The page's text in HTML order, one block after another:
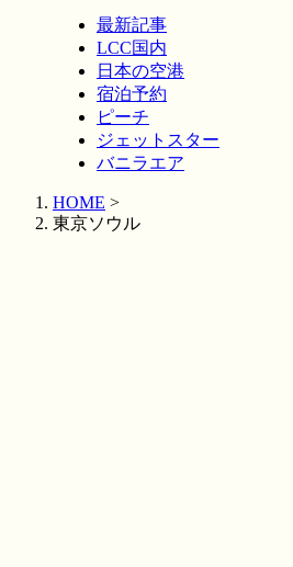
最新記事
LCC国内
日本の空港
宿泊予約
ピーチ
ジェットスター
バニラエア
HOME >
東京ソウル